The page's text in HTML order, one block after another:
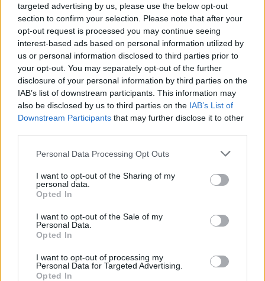
targeted advertising by us, please use the below opt-out
section to confirm your selection. Please note that after your
opt-out request is processed you may continue seeing
interest-based ads based on personal information utilized by
us or personal information disclosed to third parties prior to
your opt-out. You may separately opt-out of the further
disclosure of your personal information by third parties on the
IAB’s list of downstream participants. This information may
also be disclosed by us to third parties on the IAB’s List of
Downstream Participants that may further disclose it to other
Personal Data Processing Opt Outs
I want to opt-out of the Sharing of my
personal data.
Opted In
I want to opt-out of the Sale of my
Personal Data.
Opted In
I want to opt-out of processing my
Personal Data for Targeted Advertising.
Opted In
GAVIRATE
In biblioteca a Gavirate le letture di
Betty Colombo